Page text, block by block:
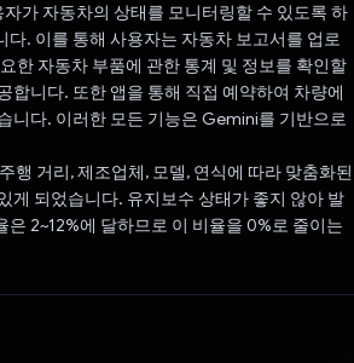
가 자동차의 상태를 모니터링할 수 있도록 하
다. 이를 통해 사용자는 자동차 보고서를 업로
한 자동차 부품에 관한 통계 및 정보를 확인할
합니다. 또한 앱을 통해 직접 예약하여 차량에
니다. 이러한 모든 기능은 Gemini를 기반으로
행 거리, 제조업체, 모델, 연식에 따라 맞춤화된
게 되었습니다. 유지보수 상태가 좋지 않아 발
2~12%에 달하므로 이 비율을 0%로 줄이는